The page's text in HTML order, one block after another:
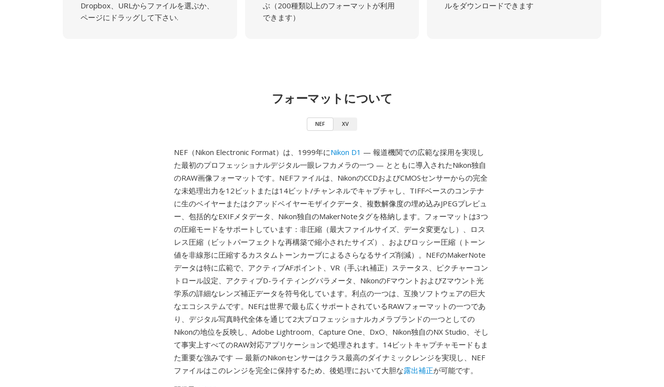
Dropbox、URLからファイルを選ぶか、
ページにドラッグして下さい.
ぶ（200種類以上のフォーマットが利用
できます）
ルをダウンロードできます
フォーマットについて
NEF XV
NEF（Nikon Electronic Format）は、1999年にNikon D1 — 報道機関での広範な採用を実現し
た最初のプロフェッショナルデジタル一眼レフカメラの一つ — とともに導入されたNikon独自
のRAW画像フォーマットです。NEFファイルは、NikonのCCDおよびCMOSセンサーからの完全
な未処理出力を12ビットまたは14ビット/チャンネルでキャプチャし、TIFFベースのコンテナ
に生のベイヤーまたはクアッドベイヤーモザイクデータ、複数解像度の埋め込みJPEGプレビュ
ー、包括的なEXIFメタデータ、Nikon独自のMakerNoteタグを格納します。フォーマットは3つ
の圧縮モードをサポートしています：非圧縮（最大ファイルサイズ、データ変更なし）、ロス
レス圧縮（ビットパーフェクトな再構築で縮小されたサイズ）、およびロッシー圧縮（トーン
値を非線形に圧縮するカスタムトーンカーブによるさらなるサイズ削減）。NEFのMakerNote
データは特に広範で、アクティブAFポイント、VR（手ぶれ補正）ステータス、ピクチャーコン
トロール設定、アクティブD-ライティングパラメータ、NikonのFマウントおよびZマウント光
学系の詳細なレンズ補正データを符号化しています。利点の一つは、互換ソフトウェアの巨大
なエコシステムです。NEFは世界で最も広くサポートされているRAWフォーマットの一つであ
り、デジタル写真時代全体を通じて2大プロフェッショナルカメラブランドの一つとしての
Nikonの地位を反映し、Adobe Lightroom、Capture One、DxO、Nikon独自のNX Studio、そし
て事実上すべてのRAW対応アプリケーションで処理されます。14ビットキャプチャモードもま
た重要な強みです — 最新のNikonセンサーはクラス最高のダイナミックレンジを実現し、NEF
ファイルはこのレンジを完全に保持するため、後処理において大胆な露出補正が可能です。